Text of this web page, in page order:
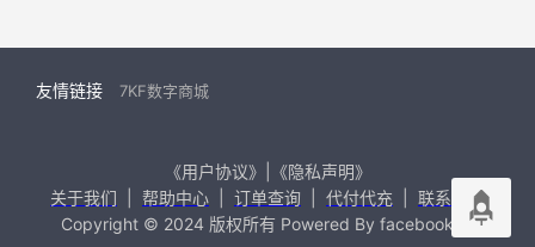
友情链接 7KF数字商城
《用户协议》|《隐私声明》
关于我们
帮助中心 订单查询 代付代充
联系我们
Copyright © 2024 版权所有 Powered By facebook99